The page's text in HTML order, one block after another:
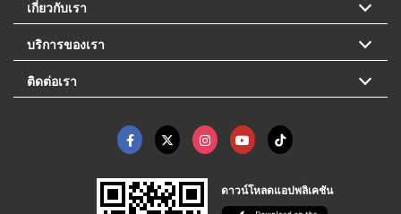
เกี่ยวกับเรา
บริการของเรา
ติดต่อเรา
ดาวน์โหลดแอปพลิเคชัน